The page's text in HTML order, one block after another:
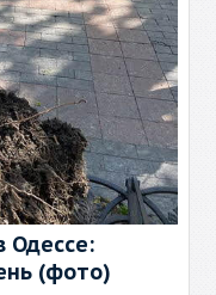
Одессе:
(фото)